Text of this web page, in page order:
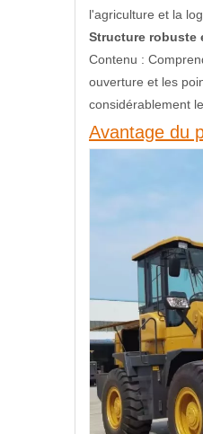
l'agriculture et la
Structure robuste
Contenu :
ouverture et les
considérablement
Avantage du